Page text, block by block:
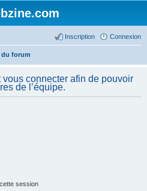
Connexion
Inscription
forum
connecter afin de pouvoir
de l’équipe.
session